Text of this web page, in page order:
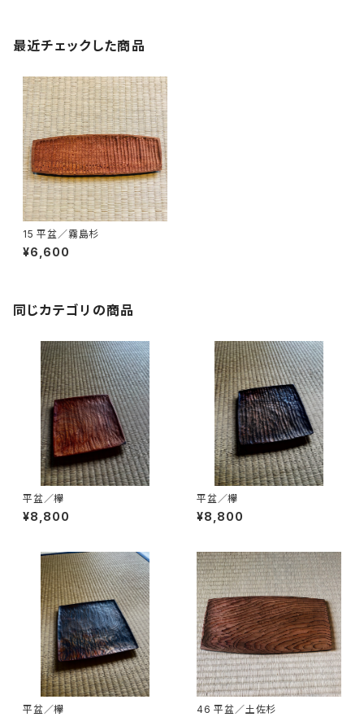
最近チェックした商品
15 平盆／霧島杉
¥6,600
同じカテゴリの商品
平盆／欅
¥8,800
平盆／欅
¥8,800
平盆／欅 46 平盆／土佐杉